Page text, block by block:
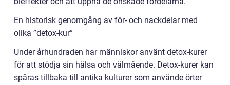
En historisk genomgång av för- och nackdelar med
olika ”detox-kur”
Under århundraden har människor använt detox-kurer
för att stödja sin hälsa och välmående. Detox-kurer kan
spåras tillbaka till antika kulturer som använde örter